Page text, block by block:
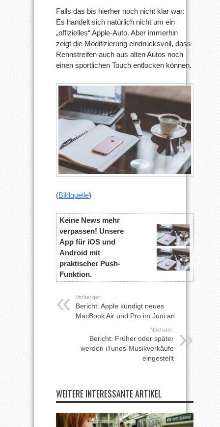
Falls das bis hierher noch nicht klar war:
Es handelt sich natürlich nicht um ein
„offizielles“ Apple-Auto. Aber immerhin
zeigt die Modifizierung eindrucksvoll, dass
Rennstreifen auch aus alten Autos noch
einen sportlichen Touch entlocken können.
(Bildquelle)
Keine News mehr
verpassen! Unsere
App für iOS und
Android mit
praktischer Push-
Funktion.
Vorheriger:
Bericht: Apple kündigt neues
MacBook Air und Pro im Juni an
Nächster:
Bericht: Früher oder später
werden iTunes-Musikverkäufe
eingestellt
WEITERE INTERESSANTE ARTIKEL